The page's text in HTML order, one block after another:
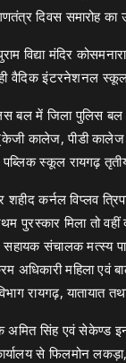
दिवस समारोह का
विद्या मंदिर
वैदिक इंटरनेशनल स्कूल
बल में जिला पुलिस
(केजी कालेज, पीडी
पब्लिक स्कूल रायगढ़
कर्नल विप्लव
पुरस्कार मिला तो
सहायक संचालक मत्स्य
अधिकारी महिला एवं
रायगढ़, यातायात
अमित सिंह एवं सेकेण्ड
से फिलमोन लकड़ा,